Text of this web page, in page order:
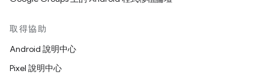
取得協助
Android 說明中心
Pixel 說明中心